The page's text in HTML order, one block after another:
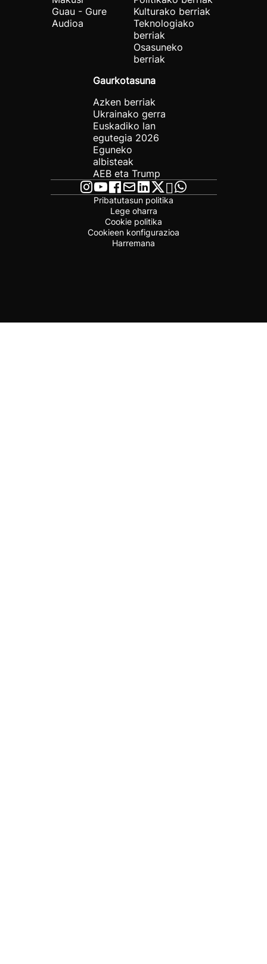
Guau - Gure
Audioa
Kulturako berriak
Teknologiako
berriak
Osasuneko
berriak
Gaurkotasuna
Azken berriak
Ukrainako gerra
Euskadiko lan
egutegia 2026
Eguneko
albisteak
AEB eta Trump
Pribatutasun politika
Lege oharra
Cookie politika
Cookieen konfigurazioa
Harremana